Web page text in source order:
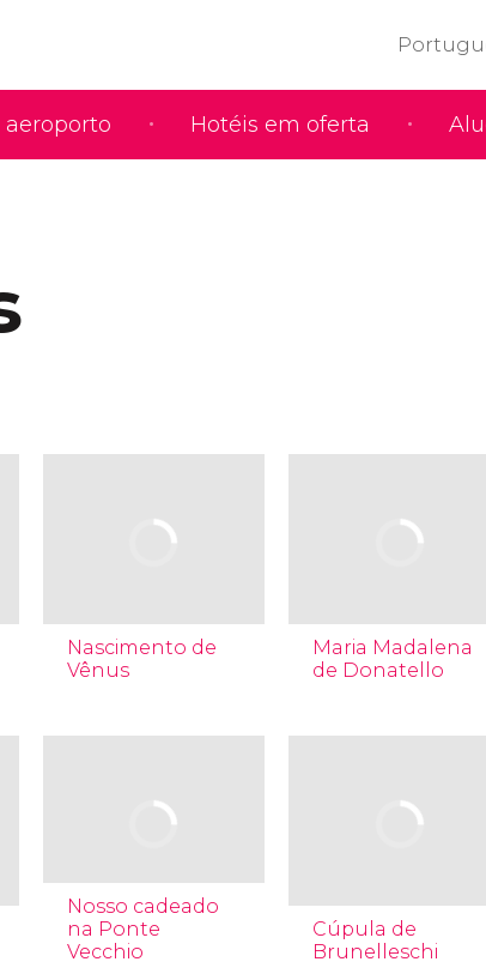
aeroporto Hotéis em oferta
Nascimento de
Vênus
Maria Madalena
de Donatello
Nosso cadeado
na Ponte
Vecchio
Cúpula de
Brunelleschi